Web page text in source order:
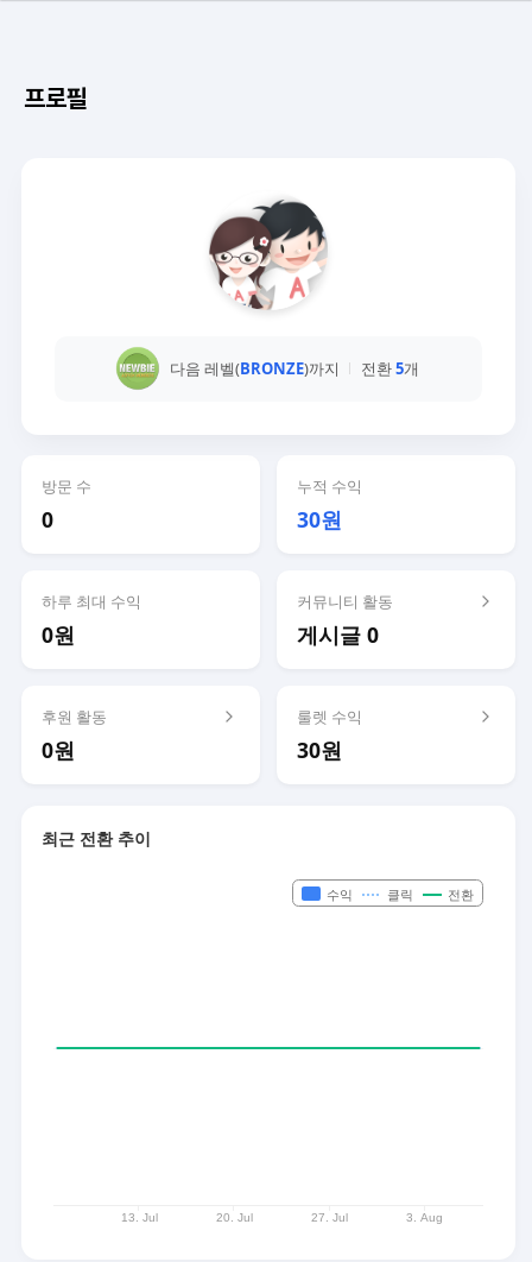
프로필
다음 레벨(BRONZE)까지 전환5개
방문 수
0
누적 수익
30원
하루 최대 수익
0원
커뮤니티 활동
게시글 0
후원 활동
0원
룰렛 수익
30원
최근 전환 추이